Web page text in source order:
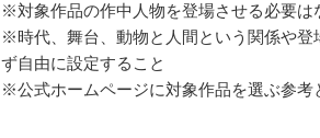
※対象作品の作中人物を登場させる必要は
※時代、舞台、動物と人間という関係や
ず自由に設定すること
※公式ホームページに対象作品を選ぶ参考